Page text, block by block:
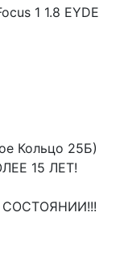
1 1.8 EYDE
Кольцо 25Б)
15 ЛЕТ!